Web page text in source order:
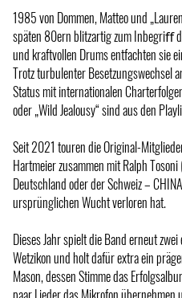
1985 von Dommen, Matteo und
späten 80ern blitzartig zum Inbegriﬀ
und kraftvollen Drums entfachten sie
Trotz turbulenter Besetzungswechsel
Status mit internationalen
oder „Wild Jealousy“ sind aus den
Seit 2021 touren die Original-
Hartmeier zusammen mit Ralph
Deutschland oder der Schweiz –
ursprünglichen Wucht verloren hat.
Dieses Jahr spielt die Band erneut
Wetzikon und holt dafür extra ein
Mason, dessen Stimme das